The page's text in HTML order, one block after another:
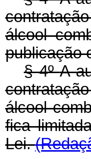
álcool
publicação
§ 4ºA
álcool
fica
Lei.